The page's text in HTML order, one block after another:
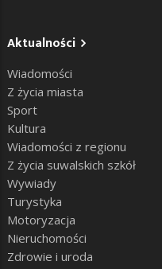
Aktualności
Wiadomości
Z życia miasta
Sport
Kultura
Wiadomości z regionu
Z życia suwalskich szkół
Wywiady
Turystyka
Motoryzacja
Nieruchomości
Zdrowie i uroda